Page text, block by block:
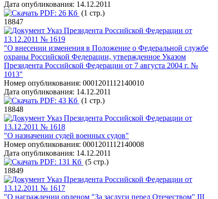
Дата опубликования: 14.12.2011
PDF: 26 Кб (1 стр.)
18847
Указ Президента Российской Федерации от
13.12.2011 № 1619
"О внесении изменения в Положение о Федеральной службе
охраны Российской Федерации, утвержденное Указом
Президента Российской Федерации от 7 августа 2004 г. №
1013"
Номер опубликования: 0001201112140010
Дата опубликования: 14.12.2011
PDF: 43 Кб (1 стр.)
18848
Указ Президента Российской Федерации от
13.12.2011 № 1618
"О назначении судей военных судов"
Номер опубликования: 0001201112140008
Дата опубликования: 14.12.2011
PDF: 131 Кб (5 стр.)
18849
Указ Президента Российской Федерации от
13.12.2011 № 1617
"О награждении орденом "За заслуги перед Отечеством" III